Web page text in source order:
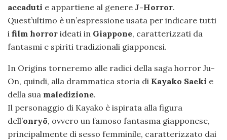
accaduti e appartiene al genere J-Horror.
Quest’ultimo è un’espressione usata per indicare tutti
i film horror ideati in Giappone, caratterizzati da
fantasmi e spiriti tradizionali giapponesi.
In Origins torneremo alle radici della saga horror Ju-
On, quindi, alla drammatica storia di Kayako Saeki e
della sua maledizione.
Il personaggio di Kayako è ispirata alla figura
dell’onryō, ovvero un famoso fantasma giapponese,
principalmente di sesso femminile, caratterizzato dai